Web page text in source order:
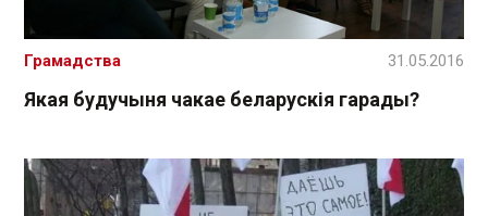
Якая будучыня чакае беларускія гарады?
Грамадства 31.05.2016